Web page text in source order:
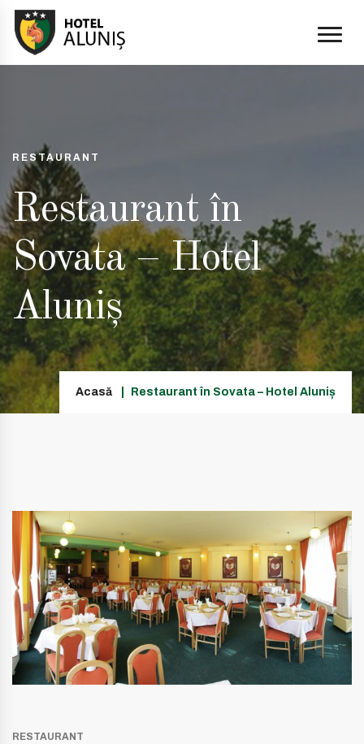
RESTAURANT
Restaurant în
Sovata – Hotel
Aluniș
Acasă Restaurant în Sovata – Hotel Aluniș
RESTAURANT